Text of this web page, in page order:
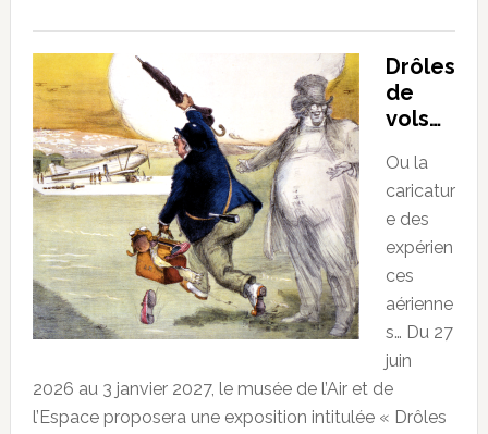
Drôles
de
vols…
Ou la
caricatur
e des
expérien
ces
aérienne
s… Du 27
juin
2026 au 3 janvier 2027, le musée de l’Air et de
l’Espace proposera une exposition intitulée « Drôles